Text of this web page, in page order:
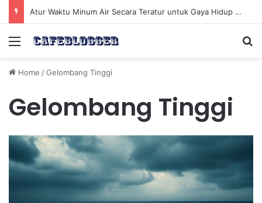
Atur Waktu Minum Air Secara Teratur untuk Gaya Hidup Sehat Sepanjang Hari
Menu
Home /Gelombang Tinggi
Gelombang Tinggi